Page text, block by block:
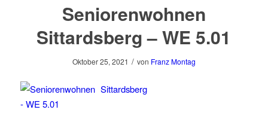
Seniorenwohnen
Sittardsberg – WE 5.01
Oktober 25, 2021 / von Franz Montag